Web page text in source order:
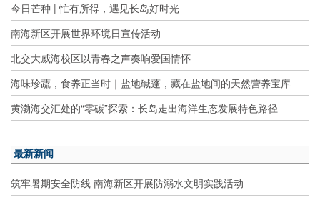
今日芒种 | 忙有所得，遇见长岛好时光
南海新区开展世界环境日宣传活动
北交大威海校区以青春之声奏响爱国情怀
海味珍蔬，食养正当时｜盐地碱蓬，藏在盐地间的天然营养宝库
黄渤海交汇处的“零碳”探索：长岛走出海洋生态发展特色路径
最新新闻
筑牢暑期安全防线 南海新区开展防溺水文明实践活动